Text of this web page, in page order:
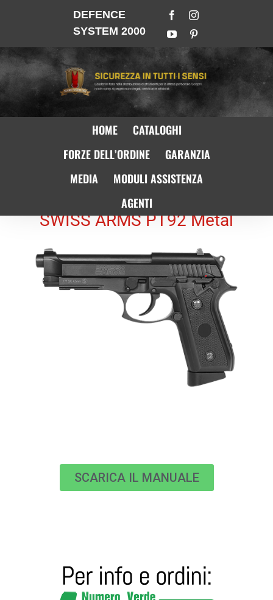
DEFENCE
SYSTEM 2000
HOME
CATALOGHI
FORZE DELL’ORDINE
GARANZIA
MEDIA
MODULI ASSISTENZA
AGENTI
SWISS ARMS PT92 Metal
SCARICA IL MANUALE